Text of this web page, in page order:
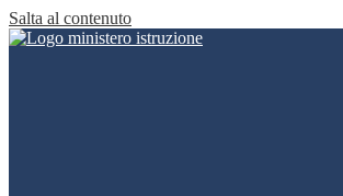
Salta al contenuto